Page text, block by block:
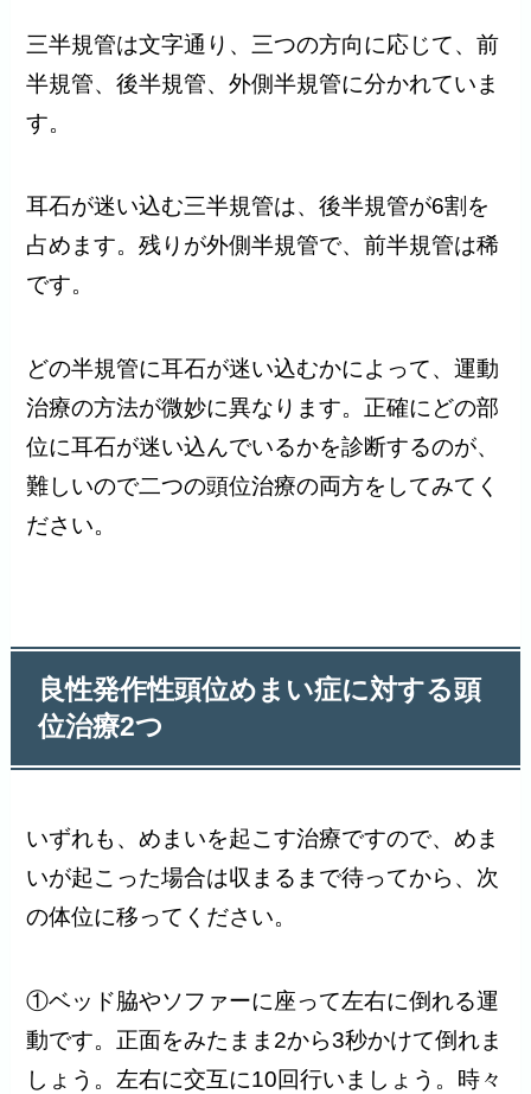
三半規管は文字通り、三つの方向に応じて、前
半規管、後半規管、外側半規管に分かれていま
す。
耳石が迷い込む三半規管は、後半規管が6割を
占めます。残りが外側半規管で、前半規管は稀
です。
どの半規管に耳石が迷い込むかによって、運動
治療の方法が微妙に異なります。正確にどの部
位に耳石が迷い込んでいるかを診断するのが、
難しいので二つの頭位治療の両方をしてみてく
ださい。
良性発作性頭位めまい症に対する頭
位治療2つ
いずれも、めまいを起こす治療ですので、めま
いが起こった場合は収まるまで待ってから、次
の体位に移ってください。
①ベッド脇やソファーに座って左右に倒れる運
動です。正面をみたまま2から3秒かけて倒れま
しょう。左右に交互に10回行いましょう。時々